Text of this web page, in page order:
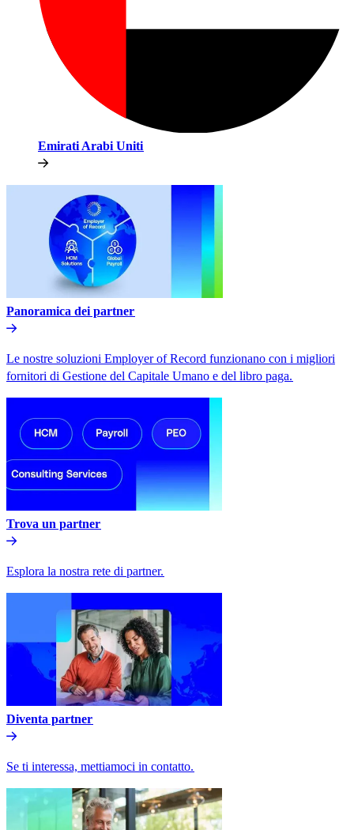
Emirati Arabi Uniti​​
Panoramica dei partner​​
Le nostre soluzioni Employer of Record funzionano con i migliori
fornitori di Gestione del Capitale Umano e del libro paga.​​
Trova un partner​​
Esplora la nostra rete di partner.​​
Diventa partner​​
Se ti interessa, mettiamoci in contatto.​​